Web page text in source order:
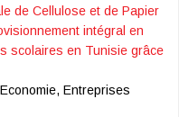
de Cellulose et de Papier
intégral en
scolaires en Tunisie grâce
Entreprises